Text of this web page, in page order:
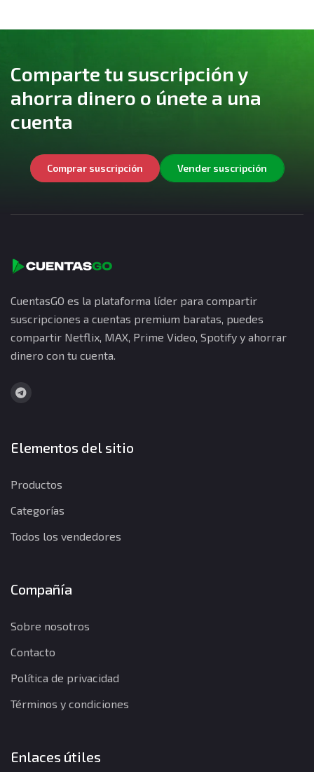
Comparte tu suscripción y
ahorra dinero o únete a una
cuenta
Comprar suscripción Vender suscripción
CuentasGO es la plataforma líder para compartir
suscripciones a cuentas premium baratas, puedes
compartir Netflix, MAX, Prime Video, Spotify y ahorrar
dinero con tu cuenta.
Elementos del sitio
Productos
Categorías
Todos los vendedores
Compañía
Sobre nosotros
Contacto
Política de privacidad
Términos y condiciones
Enlaces útiles